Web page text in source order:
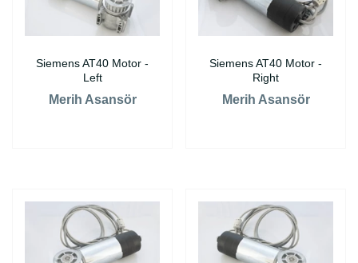
Siemens AT40 Motor -
Left
Merih Asansör
Siemens AT40 Motor -
Right
Merih Asansör